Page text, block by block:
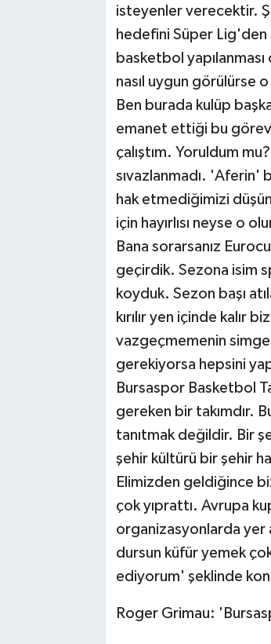
isteyenler verecektir.
hedefini Süper Lig'den
basketbol
nasıl uygun görülürse
Ben burada kulüp
emanet ettiği bu
çalıştım. Yoruldum
sıvazlanmadı. 'Aferin'
hak etmediğimizi
için hayırlısı neyse o
Bana sorarsanız
geçirdik. Sezona isim
koyduk. Sezon başı
kırılır yen içinde kalır
vazgeçmemenin
gerekiyorsa hepsini
Bursaspor Basketbol
gereken bir takımdır.
tanıtmak değildir. Bir
şehir kültürü bir şehir
Elimizden geldiğince
çok yıprattı. Avrupa
organizasyonlarda yer
dursun küfür yemek
ediyorum' şeklinde
Roger Grimau: